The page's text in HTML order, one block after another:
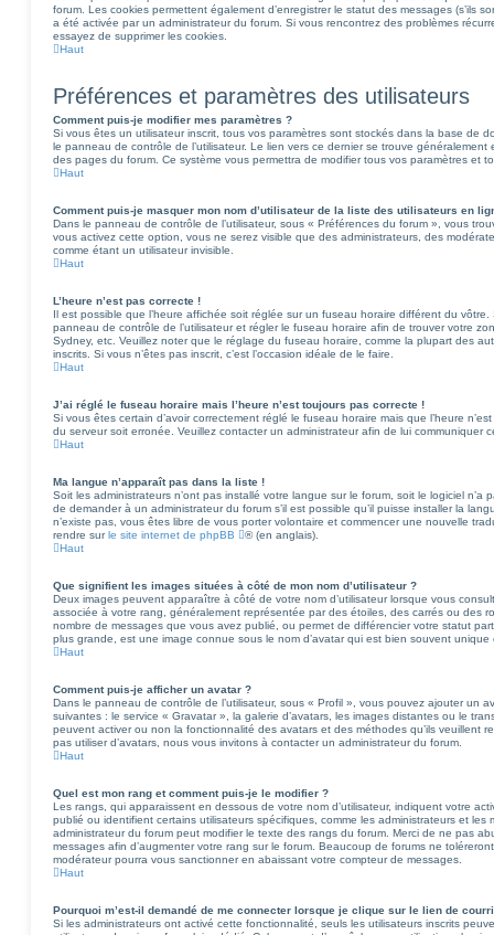
forum. Les cookies permettent également d’enregistrer le statut des messages (s’ils
a été activée par un administrateur du forum. Si vous rencontrez des problèmes
essayez de supprimer les cookies.
Haut
Préférences et paramètres des utilisateurs
Comment puis-je modifier mes paramètres ?
Si vous êtes un utilisateur inscrit, tous vos paramètres sont stockés dans la base de
le panneau de contrôle de l’utilisateur. Le lien vers ce dernier se trouve
des pages du forum. Ce système vous permettra de modifier tous vos paramètres et
Haut
Comment puis-je masquer mon nom d’utilisateur de la liste des utilisateurs en
Dans le panneau de contrôle de l’utilisateur, sous « Préférences du forum », vous
vous activez cette option, vous ne serez visible que des administrateurs, des
comme étant un utilisateur invisible.
Haut
L’heure n’est pas correcte !
Il est possible que l’heure affichée soit réglée sur un fuseau horaire différent du
panneau de contrôle de l’utilisateur et régler le fuseau horaire afin de trouver votre
Sydney, etc. Veuillez noter que le réglage du fuseau horaire, comme la plupart des
inscrits. Si vous n’êtes pas inscrit, c’est l’occasion idéale de le faire.
Haut
J’ai réglé le fuseau horaire mais l’heure n’est toujours pas correcte !
Si vous êtes certain d’avoir correctement réglé le fuseau horaire mais que l’heure
du serveur soit erronée. Veuillez contacter un administrateur afin de lui communiquer
Haut
Ma langue n’apparaît pas dans la liste !
Soit les administrateurs n’ont pas installé votre langue sur le forum, soit le logiciel
de demander à un administrateur du forum s’il est possible qu’il puisse installer la
n’existe pas, vous êtes libre de vous porter volontaire et commencer une nouvelle
rendre surle site internet de phpBB
® (en anglais).
Haut
Que signifient les images situées à côté de mon nom d’utilisateur ?
Deux images peuvent apparaître à côté de votre nom d’utilisateur lorsque vous
associée à votre rang, généralement représentée par des étoiles, des carrés ou des
nombre de messages que vous avez publié, ou permet de différencier votre statut
plus grande, est une image connue sous le nom d’avatar qui est bien souvent
Haut
Comment puis-je afficher un avatar ?
Dans le panneau de contrôle de l’utilisateur, sous « Profil », vous pouvez ajouter un
suivantes : le service « Gravatar », la galerie d’avatars, les images distantes ou le
peuvent activer ou non la fonctionnalité des avatars et des méthodes qu’ils veuillent
pas utiliser d’avatars, nous vous invitons à contacter un administrateur du forum.
Haut
Quel est mon rang et comment puis-je le modifier ?
Les rangs, qui apparaissent en dessous de votre nom d’utilisateur, indiquent votre
publié ou identifient certains utilisateurs spécifiques, comme les administrateurs et
administrateur du forum peut modifier le texte des rangs du forum. Merci de ne pas
messages afin d’augmenter votre rang sur le forum. Beaucoup de forums ne
modérateur pourra vous sanctionner en abaissant votre compteur de messages.
Haut
Pourquoi m’est-il demandé de me connecter lorsque je clique sur le lien de
Si les administrateurs ont activé cette fonctionnalité, seuls les utilisateurs inscrits